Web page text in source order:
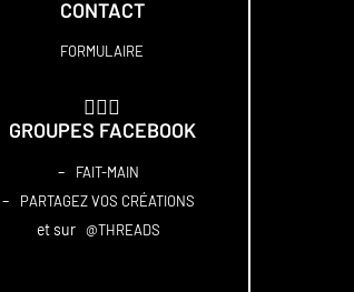
CONTACT
FORMULAIRE
🏋🏻‍♀️
GROUPES FACEBOOK
– FAIT-MAIN
– PARTAGEZ VOS CRÉATIONS
et sur @THREADS